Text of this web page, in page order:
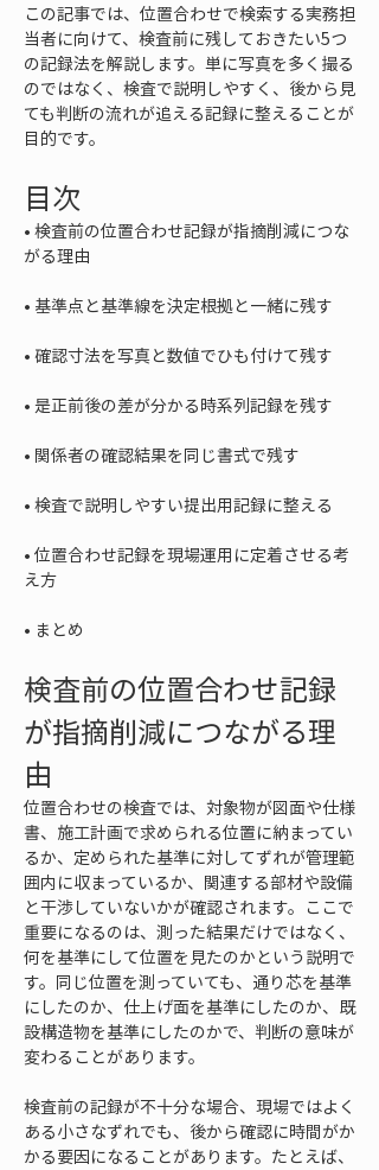
この記事では、位置合わせで検索する実務担
当者に向けて、検査前に残しておきたい5つ
の記録法を解説します。単に写真を多く撮る
のではなく、検査で説明しやすく、後から見
ても判断の流れが追える記録に整えることが
目的です。
目次
• 検査前の位置合わせ記録が指摘削減につな
•
•
•
•
•
• 位置合わせ記録を現場運用に定着させる考
• まとめ
検査前の位置合わせ記録
が指摘削減につながる理
由
位置合わせの検査では、対象物が図面や仕様
書、施工計画で求められる位置に納まってい
るか、定められた基準に対してずれが管理範
囲内に収まっているか、関連する部材や設備
と干渉していないかが確認されます。ここで
重要になるのは、測った結果だけではなく、
何を基準にして位置を見たのかという説明で
す。同じ位置を測っていても、通り芯を基準
にしたのか、仕上げ面を基準にしたのか、既
設構造物を基準にしたのかで、判断の意味が
変わることがあります。
検査前の記録が不十分な場合、現場ではよく
ある小さなずれでも、後から確認に時間がか
かる要因になることがあります。たとえば、